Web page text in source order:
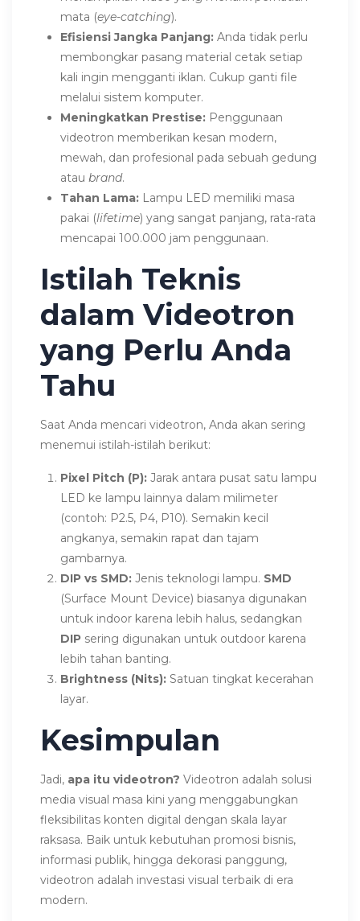
mata (eye-catching).
Efisiensi Jangka Panjang: Anda tidak perlu
membongkar pasang material cetak setiap
kali ingin mengganti iklan. Cukup ganti file
melalui sistem komputer.
Meningkatkan Prestise: Penggunaan
videotron memberikan kesan modern,
mewah, dan profesional pada sebuah gedung
atau brand.
Tahan Lama: Lampu LED memiliki masa
pakai (lifetime) yang sangat panjang, rata-rata
mencapai 100.000 jam penggunaan.
Istilah Teknis
dalam Videotron
yang Perlu Anda
Tahu
Saat Anda mencari videotron, Anda akan sering
menemui istilah-istilah berikut:
Pixel Pitch (P): Jarak antara pusat satu lampu
LED ke lampu lainnya dalam milimeter
(contoh: P2.5, P4, P10). Semakin kecil
angkanya, semakin rapat dan tajam
gambarnya.
DIP vs SMD: Jenis teknologi lampu. SMD
(Surface Mount Device) biasanya digunakan
untuk indoor karena lebih halus, sedangkan
DIP sering digunakan untuk outdoor karena
lebih tahan banting.
Brightness (Nits): Satuan tingkat kecerahan
layar.
Kesimpulan
Jadi, apa itu videotron? Videotron adalah solusi
media visual masa kini yang menggabungkan
fleksibilitas konten digital dengan skala layar
raksasa. Baik untuk kebutuhan promosi bisnis,
informasi publik, hingga dekorasi panggung,
videotron adalah investasi visual terbaik di era
modern.